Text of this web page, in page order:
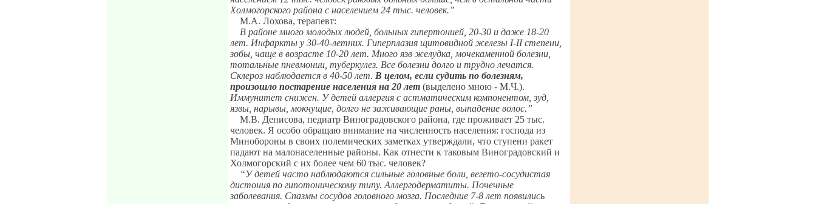
Холмогорского района с населением 24 тыс. человек.”
М.А. Лохова, терапевт:
В районе много молодых людей, больных гипертонией, 20-30 и даже 18-20
лет. Инфаркты у 30-40-летних. Гиперплазия щитовидной железы I-II степени,
зобы, чаще в возрасте 10-20 лет. Много язв желудка, мочекаменной болезни,
тотальные пневмонии, туберкулез. Все болезни долго и трудно лечатся.
Склероз наблюдается в 40-50 лет. В целом, если судить по болезням,
произошло постарение населения на 20 лет (выделено мною - М.Ч.).
Иммунитет снижен. У детей аллергия с астматическим компонентом, зуд,
язвы, нарывы, мокнущие, долго не заживающие раны, выпадение волос.”
М.В. Денисова, педиатр Виноградовского района, где проживает 25 тыс.
человек. Я особо обращаю внимание на численность населения: господа из
Минобороны в своих полемических заметках утверждали, что ступени ракет
падают на малонаселенные районы. Как отнести к таковым Виноградовский и
Холмогорский с их более чем 60 тыс. человек?
“У детей часто наблюдаются сильные головные боли, вегето-сосудистая
дистония по гипотоническому типу. Аллергодерматиты. Почечные
заболевания. Спазмы сосудов головного мозга. Последние 7-8 лет появились